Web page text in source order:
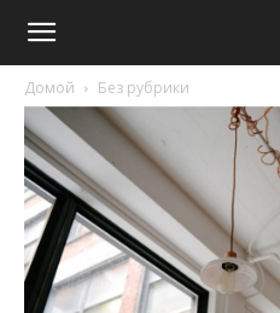
Домой Без рубрики